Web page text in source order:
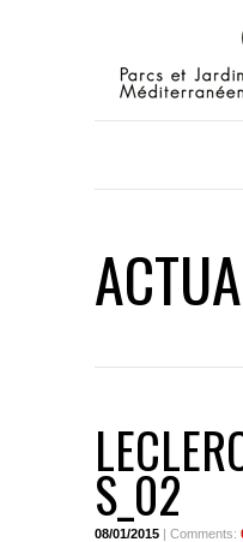
S_02
08/01/2015 | Comments: